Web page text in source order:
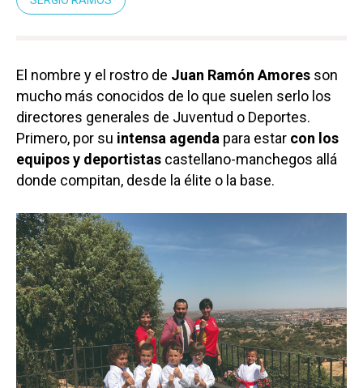
El nombre y el rostro de Juan Ramón Amores son
mucho más conocidos de lo que suelen serlo los
directores generales de Juventud o Deportes.
Primero, por su intensa agenda para estar con los
equipos y deportistas castellano-manchegos allá
donde compitan, desde la élite o la base.